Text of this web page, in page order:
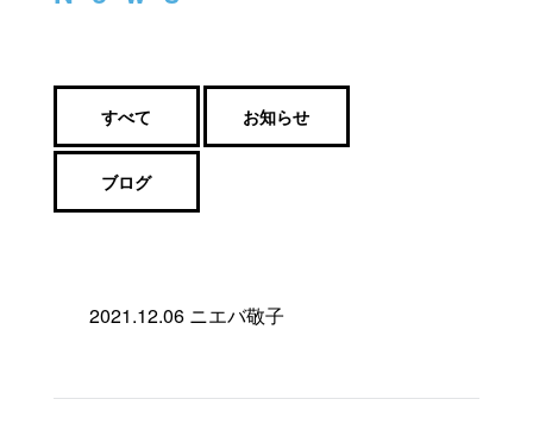
すべて お知らせ
ブログ
2021.12.06 ニエバ敬子